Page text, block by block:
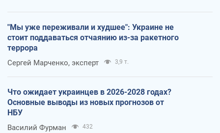
"Мы уже переживали и худшее": Украине не
стоит поддаваться отчаянию из-за ракетного
террора
Сергей Марченко, эксперт 3,9 т.
Что ожидает украинцев в 2026-2028 годах?
Основные выводы из новых прогнозов от
НБУ
Василий Фурман 432